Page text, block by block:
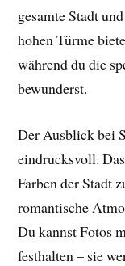
gesamte Stadt
hohen Türme
während du die
bewunderst.
Der Ausblick bei
eindrucksvoll.
Farben der Stadt
romantische
Du kannst Fotos
festhalten – sie